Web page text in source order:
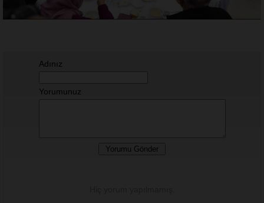
Adınız
Yorumunuz